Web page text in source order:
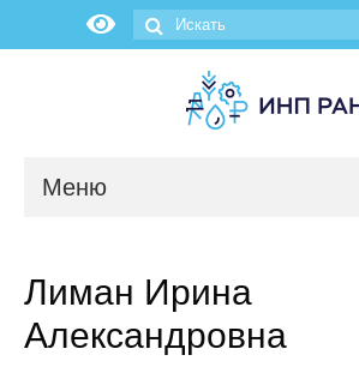
Меню
Об институте
Лиман Ирина
Александровна